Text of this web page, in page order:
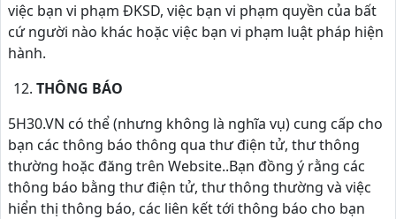
việc bạn vi phạm ĐKSD, việc bạn vi phạm quyền của bất
cứ người nào khác hoặc việc bạn vi phạm luật pháp hiện
hành.
THÔNG BÁO
5H30.VN có thể (nhưng không là nghĩa vụ) cung cấp cho
bạn các thông báo thông qua thư điện tử, thư thông
thường hoặc đăng trên Website..Bạn đồng ý rằng các
thông báo bằng thư điện tử, thư thông thường và việc
hiển thị thông báo, các liên kết tới thông báo cho bạn